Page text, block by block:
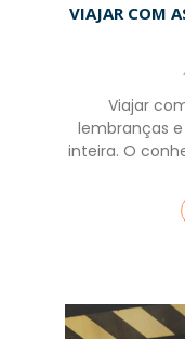
VIAJAR COM
Viajar
lembranças
inteira. O